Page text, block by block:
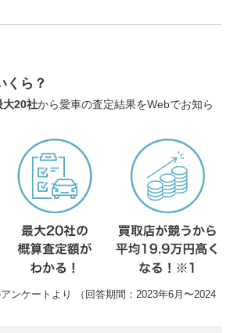
くら？
大20社から愛車の査定結果をWebでお知ら
ンケートより （回答期間：2023年6月〜2024